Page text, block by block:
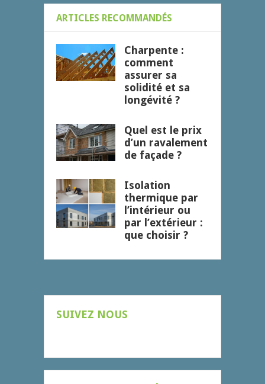
ARTICLES RECOMMANDÉS
Charpente :
comment
assurer sa
solidité et sa
longévité ?
Quel est le prix
d’un ravalement
de façade ?
Isolation
thermique par
l’intérieur ou
par l’extérieur :
que choisir ?
SUIVEZ NOUS